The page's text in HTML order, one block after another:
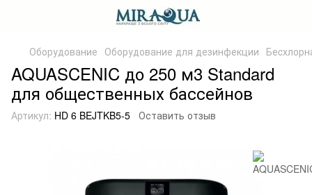
Оборудование Оборудование для дезинфекции
AQUASCENIC до 250 м3 Standard
для общественных бассейнов
Артикул: HD 6 BEJTKB5-5 Оставить отзыв